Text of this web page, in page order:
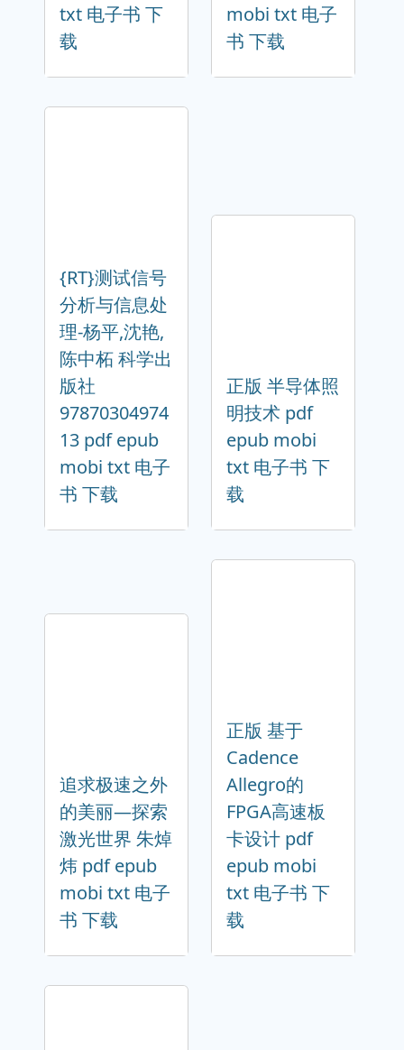
txt 电子书 下
载
mobi txt 电子
书 下载
{RT}测试信号
分析与信息处
理-杨平,沈艳,
陈中柘 科学出
版社
97870304974
13 pdf epub
mobi txt 电子
书 下载
正版 半导体照
明技术 pdf
epub mobi
txt 电子书 下
载
追求极速之外
的美丽—探索
激光世界 朱焯
炜 pdf epub
mobi txt 电子
书 下载
正版 基于
Cadence
Allegro的
FPGA高速板
卡设计 pdf
epub mobi
txt 电子书 下
载